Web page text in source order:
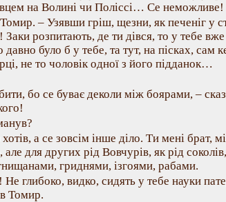
на Волині чи Поліссі… Се неможливе!
– Узявши гріш, щезни, як печеніг у
Заки розпитають, де ти дівся, то у тебе
було б у тебе, та тут, на пісках, сам
не то чоловік одної з його підданок…
бо се буває деколи між боярами, –
а се зовсім інше діло. Ти мені брат,
для других рід Вовчурів, як рід
гриднями, ізгоями, рабами.
глибоко, видко, сидять у тебе науки
Томир.